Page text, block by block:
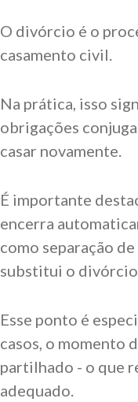
O divórcio é o
casamento civil.
Na prática, isso
obrigações
casar novamente.
É importante
encerra
como separação
substitui o
Esse ponto é
casos, o momento
partilhado - o que
adequado.